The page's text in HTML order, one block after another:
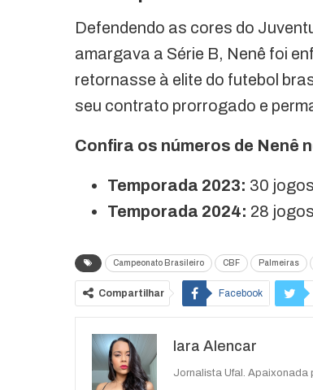
Defendendo as cores do
amargava a Série B, Nenê foi
retornasse à elite do futebol
seu contrato prorrogado e
Confira os números de Nenê
Temporada 2023: 30
Temporada 2024: 28
Campeonato Brasileiro CBF Palmeiras
Compartilhar Facebook
Iara Alencar
Jornalista Ufal. Apaixonada